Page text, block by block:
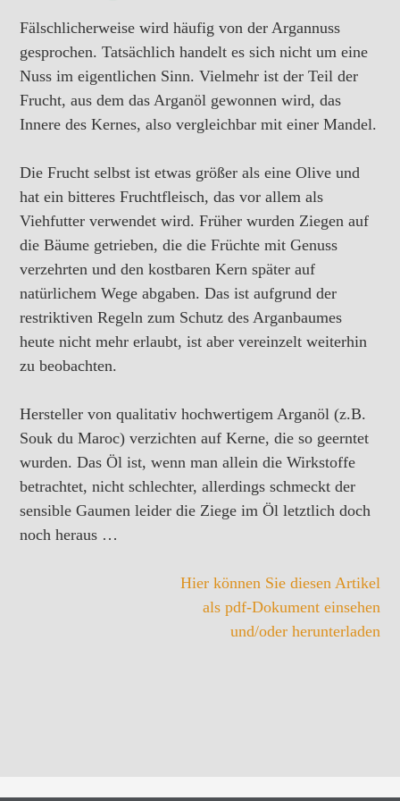
Fälschlicherweise wird häufig von der Argannuss
gesprochen. Tatsächlich handelt es sich nicht um eine
Nuss im eigentlichen Sinn. Vielmehr ist der Teil der
Frucht, aus dem das Arganöl gewonnen wird, das
Innere des Kernes, also vergleichbar mit einer Mandel.
Die Frucht selbst ist etwas größer als eine Olive und
hat ein bitteres Fruchtfleisch, das vor allem als
Viehfutter verwendet wird. Früher wurden Ziegen auf
die Bäume getrieben, die die Früchte mit Genuss
verzehrten und den kostbaren Kern später auf
natürlichem Wege abgaben. Das ist aufgrund der
restriktiven Regeln zum Schutz des Arganbaumes
heute nicht mehr erlaubt, ist aber vereinzelt weiterhin
zu beobachten.
Hersteller von qualitativ hochwertigem Arganöl (z.B.
Souk du Maroc) verzichten auf Kerne, die so geerntet
wurden. Das Öl ist, wenn man allein die Wirkstoffe
betrachtet, nicht schlechter, allerdings schmeckt der
sensible Gaumen leider die Ziege im Öl letztlich doch
noch heraus …
Hier können Sie diesen Artikel
als pdf-Dokument einsehen
und/oder herunterladen